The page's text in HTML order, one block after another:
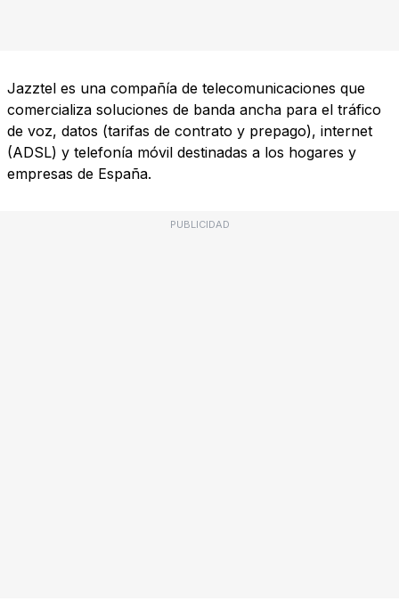
Jazztel es una compañía de telecomunicaciones que
comercializa soluciones de banda ancha para el tráfico
de voz, datos (tarifas de contrato y prepago), internet
(ADSL) y telefonía móvil destinadas a los hogares y
empresas de España.
PUBLICIDAD